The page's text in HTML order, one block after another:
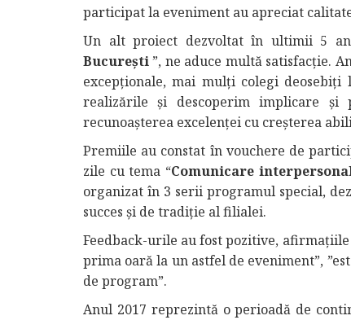
participat la eveniment au apreciat
Un alt proiect dezvoltat în ultimii 5
București”, ne aduce multă satisfacție.
excepționale, mai mulți colegi
realizările şi descoperim implicare și
recunoașterea excelenței cu creșterea
Premiile au constat în vouchere de
zile cu tema “Comunicare
organizat în 3 serii programul special,
succes şi de tradiţie al filialei.
Feedback-urile au fost pozitive,
prima oară la un astfel de eveniment”,
de program”.
Anul 2017 reprezintă o perioadă de